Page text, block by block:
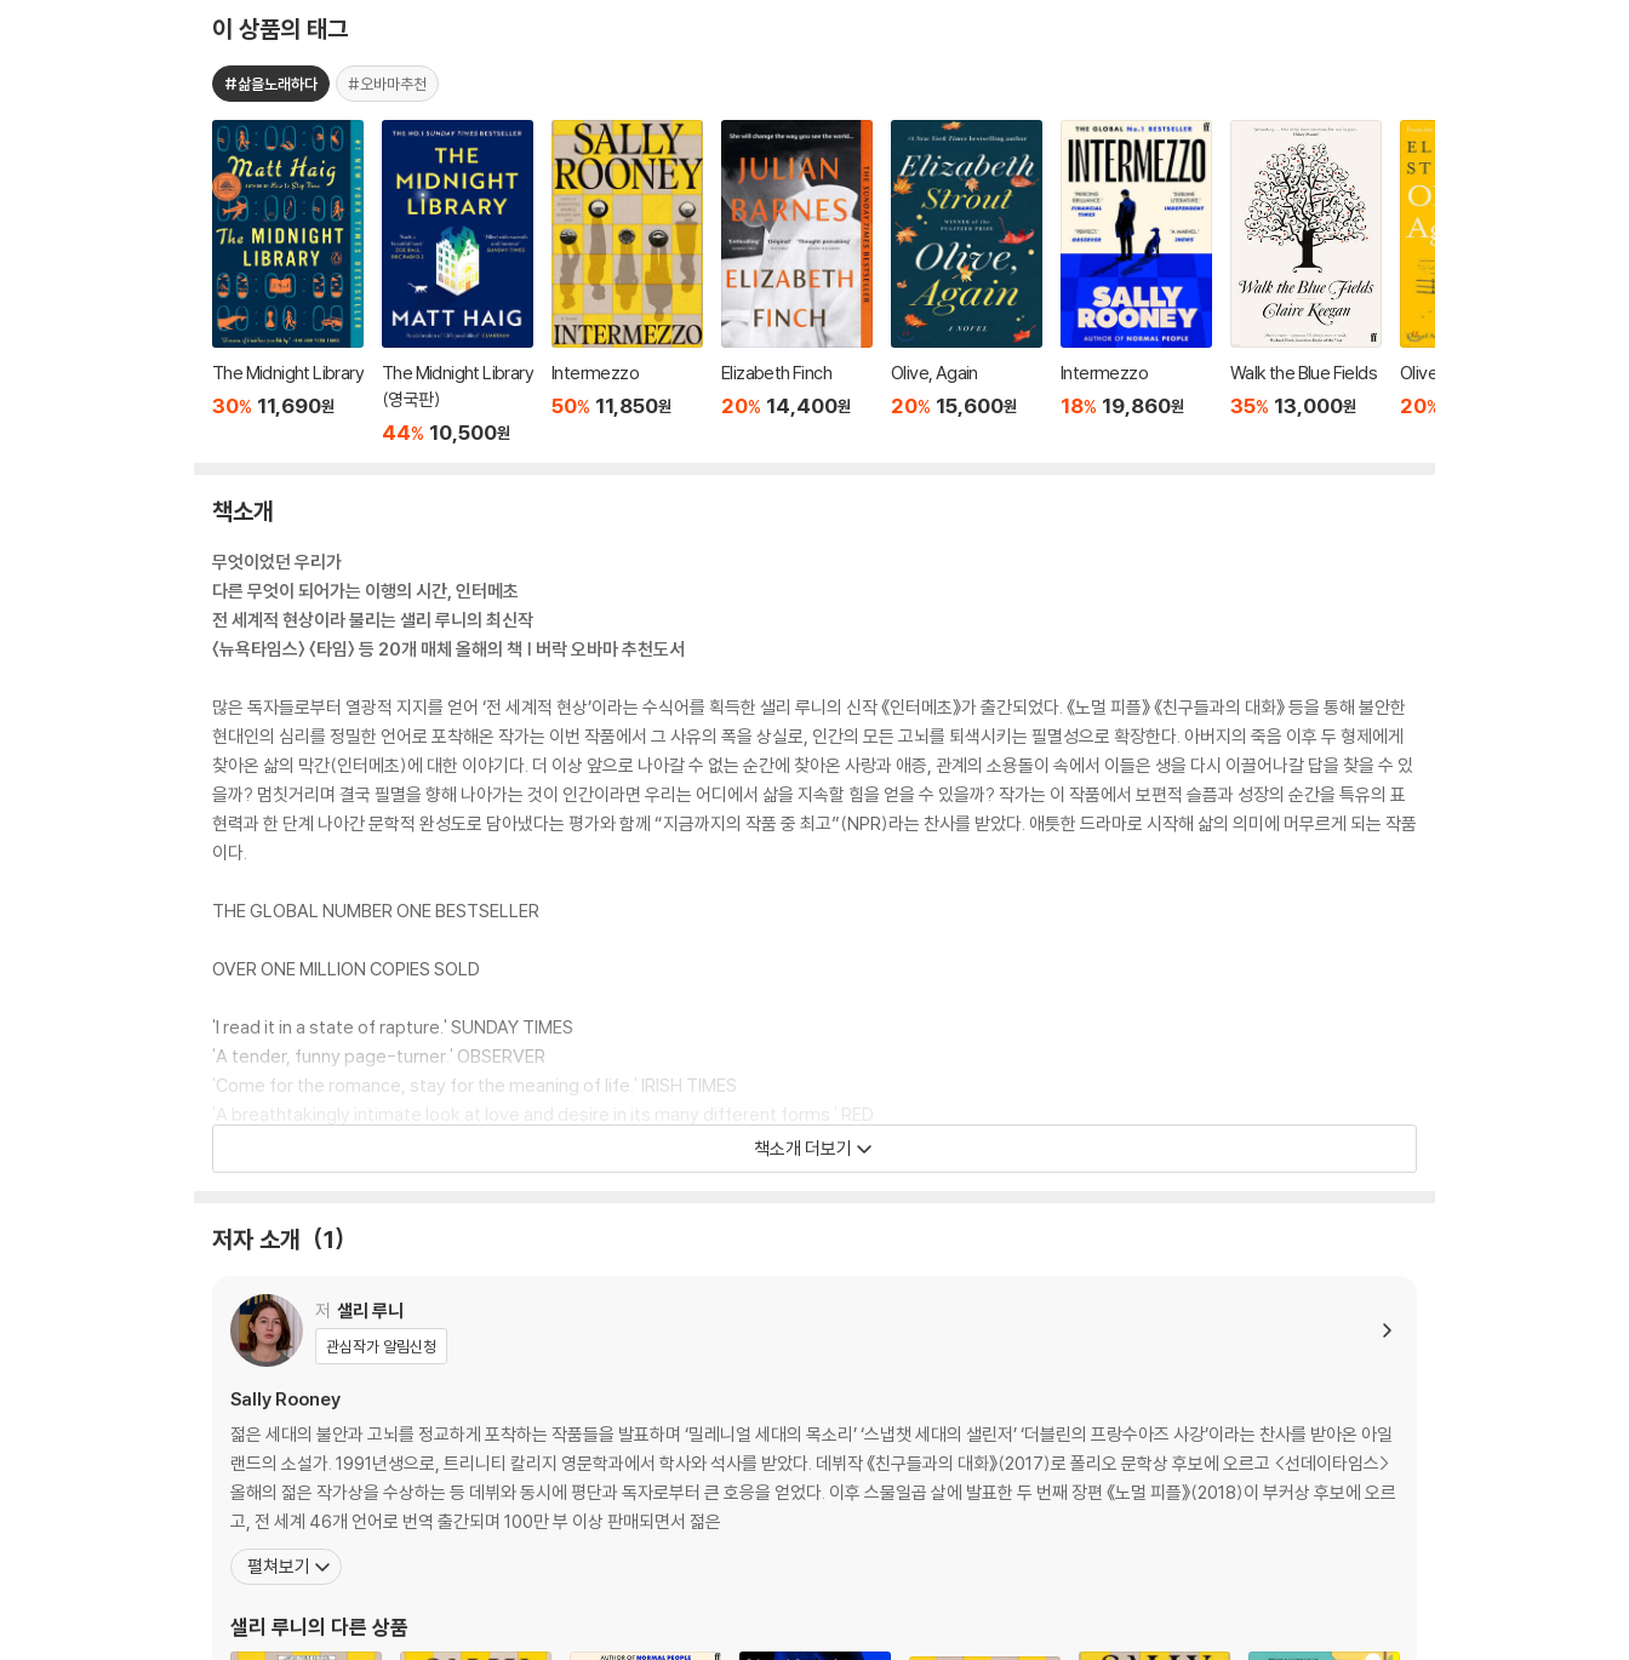
이 상품의 태그
#삶을노래하다 #오바마추천
The Midnight Library
30% 11,690원
The Midnight Library
(영국판)
44% 10,500원
Intermezzo
50% 11,850원
Elizabeth Finch
20% 14,400원
Olive, Again
20% 15,600원
Intermezzo
18% 19,860원
Walk the Blue Fields
35% 13,000원
Olive, Again
20%
책소개
무엇이었던 우리가
다른 무엇이 되어가는 이행의 시간, 인터메초
전 세계적 현상이라 불리는 샐리 루니의 최신작
〈뉴욕타임스〉 〈타임〉 등 20개 매체 올해의 책 | 버락 오바마 추천도서
많은 독자들로부터 열광적 지지를 얻어 ‘전 세계적 현상’이라는 수식어를 획득한 샐리 루니의 신작 《인터메초》가 출간되었다. 《노멀 피플》 《친구들과의 대화》 등을 통해 불안한
현대인의 심리를 정밀한 언어로 포착해온 작가는 이번 작품에서 그 사유의 폭을 상실로, 인간의 모든 고뇌를 퇴색시키는 필멸성으로 확장한다. 아버지의 죽음 이후 두 형제에게
찾아온 삶의 막간(인터메초)에 대한 이야기다. 더 이상 앞으로 나아갈 수 없는 순간에 찾아온 사랑과 애증, 관계의 소용돌이 속에서 이들은 생을 다시 이끌어나갈 답을 찾을 수 있
을까? 멈칫거리며 결국 필멸을 향해 나아가는 것이 인간이라면 우리는 어디에서 삶을 지속할 힘을 얻을 수 있을까? 작가는 이 작품에서 보편적 슬픔과 성장의 순간을 특유의 표
현력과 한 단계 나아간 문학적 완성도로 담아냈다는 평가와 함께 “지금까지의 작품 중 최고”(NPR)라는 찬사를 받았다. 애틋한 드라마로 시작해 삶의 의미에 머무르게 되는 작품
이다.
THE GLOBAL NUMBER ONE BESTSELLER
OVER ONE MILLION COPIES SOLD
'I read it in a state of rapture.' SUNDAY TIMES
'A tender, funny page-turner.' OBSERVER
'Come for the romance, stay for the meaning of life.' IRISH TIMES
'A breathtakingly intimate look at love and desire in its many different forms.' RED
From the author of the multimillion-copy bestseller Normal People, an exquisitely moving story about grief, love and family.
Aside from the fact that they are brothers, Peter and Ivan Koubek seem to have little in common.
Peter is a Dublin lawyer in his thirties - successful, competent and apparently unassailable. But in the wake of their father's death, he's medicating hi
mself to sleep and struggling to manage his relationships with two very different women - his enduring first love Sylvia, and Naomi, a college stude
nt for whom life is one long joke.
Ivan is a twenty-two-year-old competitive chess player. He has always seen himself as socially awkward, a loner, the antithesis of his glib elder bro
ther. Now, in the early weeks of his bereavement, Ivan meets Margaret, an older woman emerging from her own turbulent past, and their lives beco
me rapidly and intensely intertwined.
For two grieving brothers and the people they love, this is a new interlude - a period of desire, despair and possibility - a chance to find out how mu
ch one life might hold inside itself without breaking.
책소개 더보기
저자 소개 1
저 샐리 루니
관심작가 알림신청
Sally Rooney
젊은 세대의 불안과 고뇌를 정교하게 포착하는 작품들을 발표하며 ‘밀레니얼 세대의 목소리’ ‘스냅챗 세대의 샐린저’ ‘더블린의 프랑수아즈 사강’이라는 찬사를 받아온 아일
랜드의 소설가. 1991년생으로, 트리니티 칼리지 영문학과에서 학사와 석사를 받았다. 데뷔작 《친구들과의 대화》(2017)로 폴리오 문학상 후보에 오르고 <선데이타임스>
올해의 젊은 작가상을 수상하는 등 데뷔와 동시에 평단과 독자로부터 큰 호응을 얻었다. 이후 스물일곱 살에 발표한 두 번째 장편 《노멀 피플》(2018)이 부커상 후보에 오르
고, 전 세계 46개 언어로 번역 출간되며 100만 부 이상 판매되면서 젊은
펼쳐보기
샐리 루니 의 다른 상품